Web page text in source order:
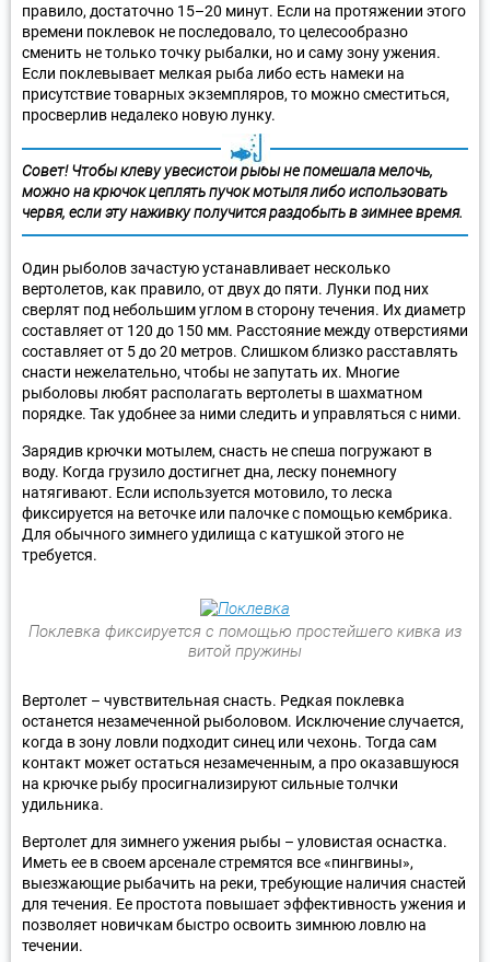
правило, достаточно 15–20 минут. Если на протяжении этого
времени поклевок не последовало, то целесообразно
сменить не только точку рыбалки, но и саму зону ужения.
Если поклевывает мелкая рыба либо есть намеки на
присутствие товарных экземпляров, то можно сместиться,
просверлив недалеко новую лунку.
Совет!Чтобы клеву увесистой рыбы не помешала мелочь,
можно на крючок цеплять пучок мотыля либо использовать
червя, если эту наживку получится раздобыть в зимнее время.
Один рыболов зачастую устанавливает несколько
вертолетов, как правило, от двух до пяти. Лунки под них
сверлят под небольшим углом в сторону течения. Их диаметр
составляет от 120 до 150 мм. Расстояние между отверстиями
составляет от 5 до 20 метров. Слишком близко расставлять
снасти нежелательно, чтобы не запутать их. Многие
рыболовы любят располагать вертолеты в шахматном
порядке. Так удобнее за ними следить и управляться с ними.
Зарядив крючки мотылем, снасть не спеша погружают в
воду. Когда грузило достигнет дна, леску понемногу
натягивают. Если используется мотовило, то леска
фиксируется на веточке или палочке с помощью кембрика.
Для обычного зимнего удилища с катушкой этого не
требуется.
Поклевка фиксируется с помощью простейшего кивка из
витой пружины
Вертолет – чувствительная снасть. Редкая поклевка
останется незамеченной рыболовом. Исключение случается,
когда в зону ловли подходит синец или чехонь. Тогда сам
контакт может остаться незамеченным, а про оказавшуюся
на крючке рыбу просигнализируют сильные толчки
удильника.
Вертолет для зимнего ужения рыбы – уловистая оснастка.
Иметь ее в своем арсенале стремятся все «пингвины»,
выезжающие рыбачить на реки, требующие наличия снастей
для течения. Ее простота повышает эффективность ужения и
позволяет новичкам быстро освоить зимнюю ловлю на
течении.